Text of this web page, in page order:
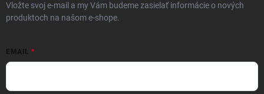
Vložte svoj e-mail a my Vám budeme zasielať informácie o nových
produktoch na našom e-shope.
EMAIL